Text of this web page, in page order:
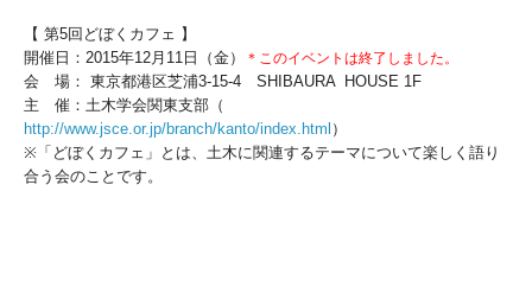
【 第5回どぼくカフェ 】
開催日：2015年12月11日（金）
＊このイベントは終了 しました。
会 場： 東京都港区芝浦3-15-4 SHIBAURA HOUSE 1F
主 催：土木学会関東支部（
http://www.jsce.or.jp/branch/kanto/index.html ）
※「どぼくカフェ」とは、土木に関連するテーマについて楽しく語り
合う会のことです。